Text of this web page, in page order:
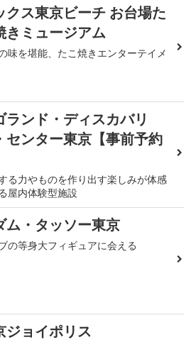
クス東京ビーチ お台場た
きミュージアム
味を堪能、たこ焼きエンターテイメ
ランド・ディスカバリ
センター東京【事前予約
る力やものを作り出す楽しみが体感
屋内体験型施設
ム・タッソー東京
の等身大フィギュアに会える
ジョイポリス